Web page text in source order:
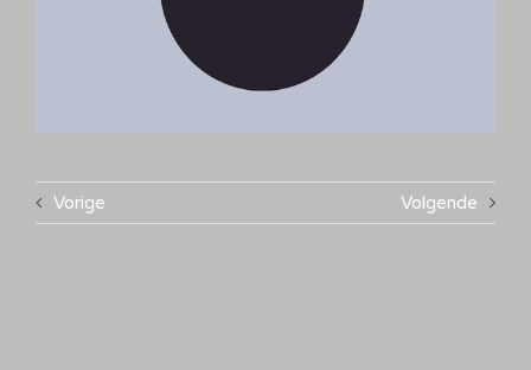
Vorige Volgende